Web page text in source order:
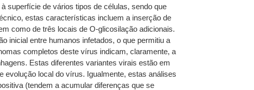
superfície de vários tipos de células, sendo que
estas características incluem a inserção de
como de três locais de O-glicosilação adicionais.
inicial entre humanos infetados, o que permitiu a
completos deste vírus indicam, claramente, a
Estas diferentes variantes virais estão em
local do vírus. Igualmente, estas análises
(tendem a acumular diferenças que se